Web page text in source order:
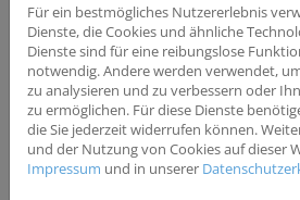
gemäß Fachinformation
Einschluss möglich
Biomarker
ERBB2
Wesentliche
Kontraindikation gemäß
aktuell laufende systemische
der fortgeschrittenen Erkrankung
Für ein bestmögliches Nutzererlebnis
Dienste, die Cookies und ähnliche
Dienste sind für eine reibungslose
notwendig. Andere werden verwendet,
zu analysieren und zu verbessern oder
zu ermöglichen. Für diese Dienste
die Sie jederzeit widerrufen können.
und der Nutzung von Cookies auf dieser
Impressum und in unserer